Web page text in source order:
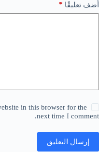
أضف تعليقًا *
in this browser for the
next time I comment.
إرسال التعليق